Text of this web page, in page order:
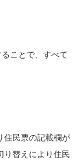
ことで、すべて
住民票の記載欄が
り替えにより住民